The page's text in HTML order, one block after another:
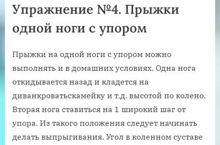
Упражнение №4. Прыжки
одной ноги с упором
Прыжки на одной ноги с упором можно
выполнять и в домашних условиях. Одна нога
откидывается назад и кладется на
диванкроватьскамейку и т.д. высотой по колено.
Вторая нога ставиться на 1 широкий шаг от
упора. Из такого положения следует начинать
делать выпрыгивания. Угол в коленном суставе